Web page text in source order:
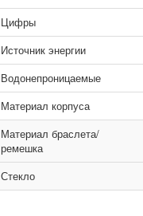
Цифры
Источник энергии
Водонепроницаемые
Материал корпуса
Материал браслета/
ремешка
Стекло